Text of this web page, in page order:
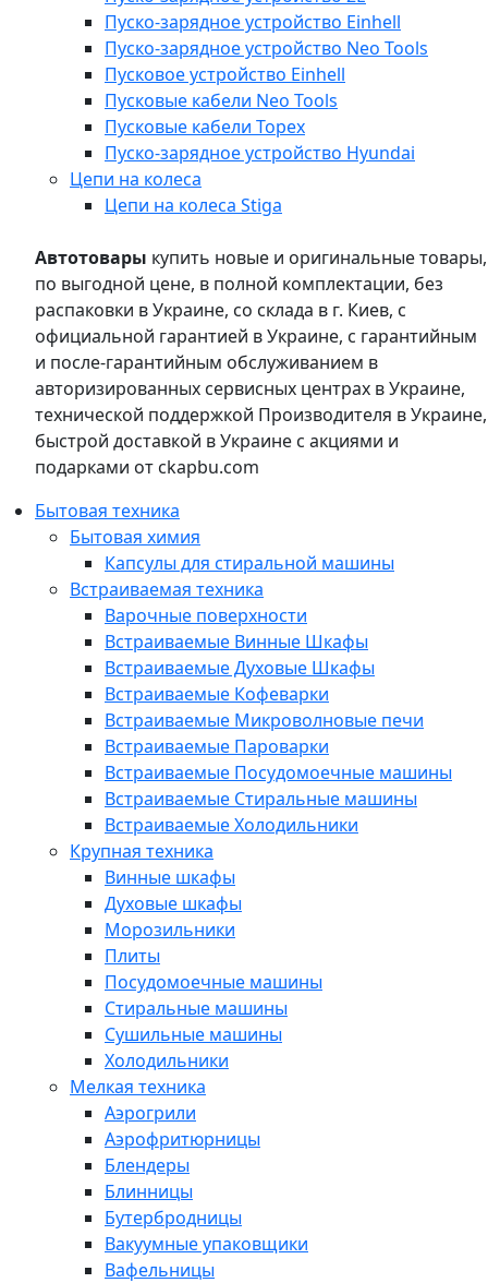
Пуско-зарядное устройство Einhell
Пуско-зарядное устройство Neo Tools
Пусковое устройство Einhell
Пусковые кабели Neo Tools
Пусковые кабели Topex
Пуско-зарядное устройство Hyundai
Цепи на колеса
Цепи на колеса Stiga
Автотовары купить новые и оригинальные товары,
по выгодной цене, в полной комплектации, без
распаковки в Украине, со склада в г. Киев, с
официальной гарантией в Украине, с гарантийным
и после-гарантийным обслуживанием в
авторизированных сервисных центрах в Украине,
технической поддержкой Производителя в Украине,
быстрой доставкой в Украине с акциями и
подарками от ckapbu.com
Бытовая техника
Бытовая химия
Капсулы для стиральной машины
Встраиваемая техника
Варочные поверхности
Встраиваемые Винные Шкафы
Встраиваемые Духовые Шкафы
Встраиваемые Кофеварки
Встраиваемые Микроволновые печи
Встраиваемые Пароварки
Встраиваемые Посудомоечные машины
Встраиваемые Стиральные машины
Встраиваемые Холодильники
Крупная техника
Винные шкафы
Духовые шкафы
Морозильники
Плиты
Посудомоечные машины
Стиральные машины
Сушильные машины
Холодильники
Мелкая техника
Аэрогрили
Аэрофритюрницы
Блендеры
Блинницы
Бутербродницы
Вакуумные упаковщики
Вафельницы